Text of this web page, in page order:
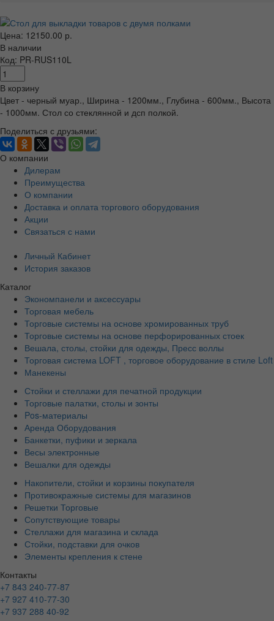
Цена: 12150.00 р.
В наличии
Код: PR-RUS110L
В корзину
Цвет - черный муар., Ширина - 1200мм., Глубина - 600мм., Высота
- 1000мм. Стол со стеклянной и дсп полкой.
Поделиться с друзьями:
О компании
Дилерам
Преимущества
О компании
Доставка и оплата торгового оборудования
Акции
Связаться с нами
Личный Кабинет
История заказов
Каталог
Экономпанели и аксессуары
Торговая мебель
Торговые системы на основе хромированных труб
Торговые системы на основе перфорированных стоек
Вешала, столы, стойки для одежды, Пресс воллы
Торговая система LOFT , торговое оборудование в стиле Loft
Манекены
Стойки и стеллажи для печатной продукции
Торговые палатки, столы и зонты
Pos-материалы
Аренда Оборудования
Банкетки, пуфики и зеркала
Весы электронные
Вешалки для одежды
Накопители, стойки и корзины покупателя
Противокражные системы для магазинов
Решетки Торговые
Сопутствующие товары
Стеллажи для магазина и склада
Стойки, подставки для очков
Элементы крепления к стене
Контакты
+7 843 240-77-87
+7 927 410-77-30
+7 937 288 40-92